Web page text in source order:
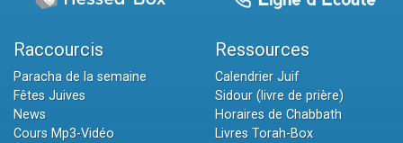
Raccourcis
Paracha de la semaine
Fêtes Juives
News
Cours Mp3-Vidéo
Ressources
Calendrier Juif
Sidour (livre de prière)
Horaires de Chabbath
Livres Torah-Box